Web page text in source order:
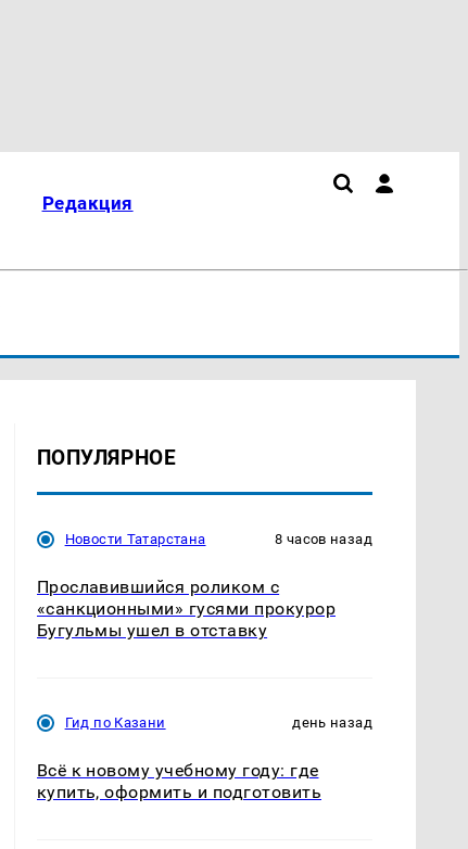
Редакция
ПОПУЛЯРНОЕ
Новости Татарстана 8 часов назад
Прославившийся роликом с
«санкционными» гусями прокурор
Бугульмы ушел в отставку
Гид по Казани день назад
Всё к новому учебному году: где
купить, оформить и подготовить